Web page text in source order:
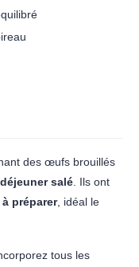
des œufs brouillés
salé . Ils ont
préparer, idéal le
tous les